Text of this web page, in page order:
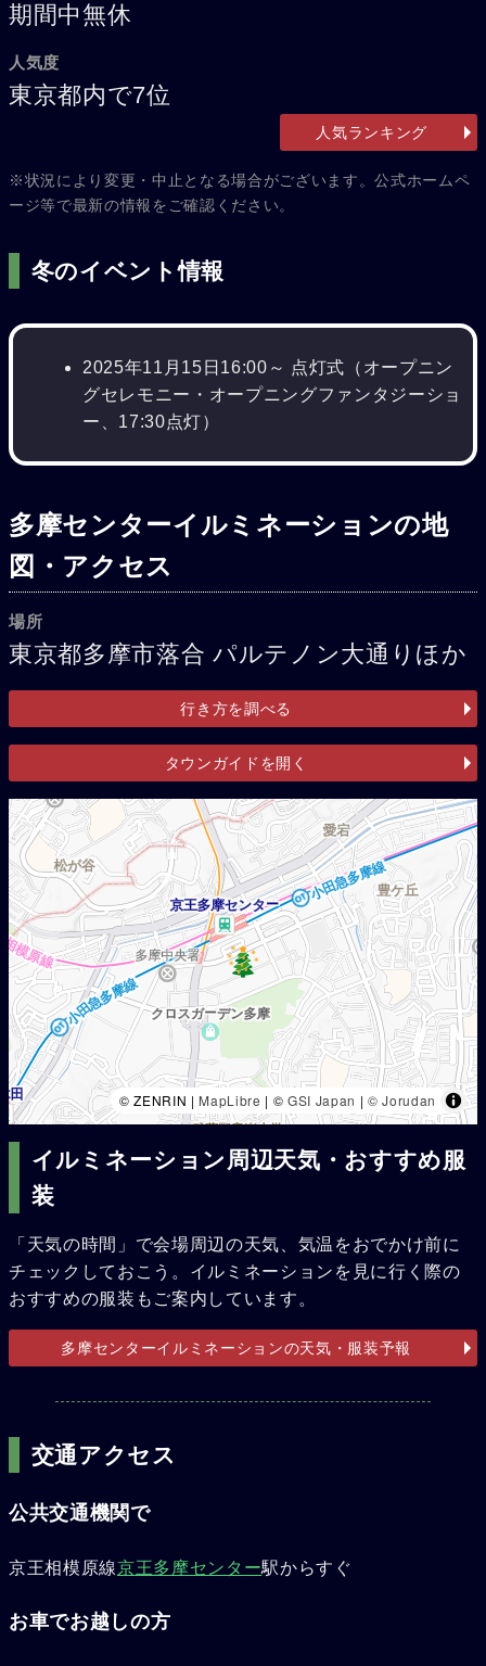
期間中無休
人気度
東京都内で7位
人気ランキング
※状況により変更・中止となる場合がございます。公式ホームペ
ージ等で最新の情報をご確認ください。
冬のイベント情報
2025年11月15日16:00～ 点灯式（オープニン
グセレモニー・オープニングファンタジーショ
ー、17:30点灯）
多摩センターイルミネーションの地
図・アクセス
場所
東京都多摩市落合 パルテノン大通りほか
行き方を調べる
タウンガイドを開く
© ZENRIN | MapLibre | © GSI Japan | © Jorudan
イルミネーション周辺天気・おすすめ服
装
「天気の時間」で会場周辺の天気、気温をおでかけ前に
チェックしておこう。イルミネーションを見に行く際の
おすすめの服装もご案内しています。
多摩センターイルミネーションの天気・服装予報
交通アクセス
公共交通機関で
京王相模原線京王多摩センター駅からすぐ
お車でお越しの方